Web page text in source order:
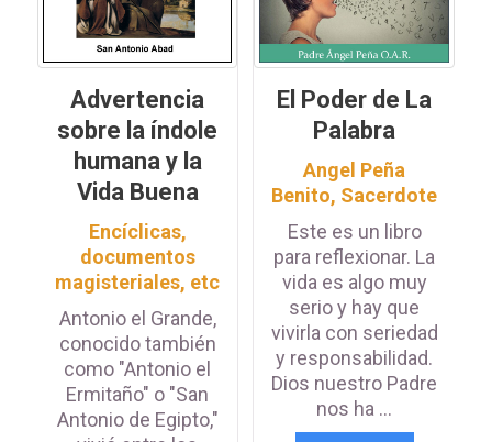
Advertencia
sobre la índole
humana y la
Vida Buena
Encíclicas,
documentos
magisteriales, etc
Antonio el Grande,
conocido también
como "Antonio el
Ermitaño" o "San
Antonio de Egipto,"
El Poder de La
Palabra
Angel Peña
Benito, Sacerdote
Este es un libro
para reflexionar. La
vida es algo muy
serio y hay que
vivirla con seriedad
y responsabilidad.
Dios nuestro Padre
nos ha ...